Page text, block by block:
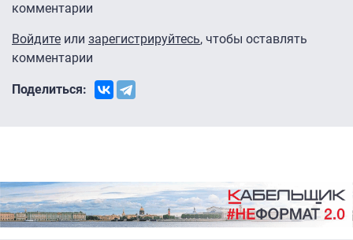
комментарии
Войдите или зарегистрируйтесь, чтобы оставлять
комментарии
Поделиться: